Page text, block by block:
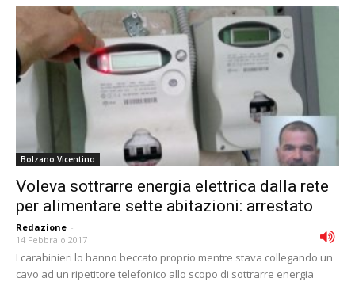
Bolzano Vicentino
Voleva sottrarre energia elettrica dalla rete
per alimentare sette abitazioni: arrestato
Redazione -
14 Febbraio 2017
I carabinieri lo hanno beccato proprio mentre stava collegando un
cavo ad un ripetitore telefonico allo scopo di sottrarre energia